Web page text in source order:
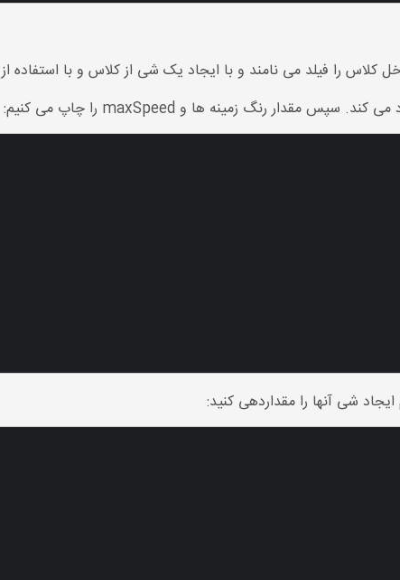
کلاس را فیلد می نامند و با ایجاد یک شی از کلاس و با استفاده
شی آنها را مقداردهی کنید: